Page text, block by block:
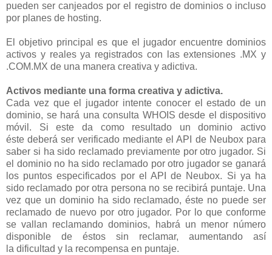
pueden ser canjeados por el registro de dominios o incluso
por planes de hosting.
El objetivo principal es que el jugador encuentre dominios
activos y reales ya registrados con las extensiones .MX y
.COM.MX de una manera creativa y adictiva.
Activos mediante una forma creativa y adictiva.
Cada vez que el jugador intente conocer el estado de un
dominio, se hará una consulta WHOIS desde el dispositivo
móvil. Si este da como resultado un dominio activo
éstedeberá ser verificado mediante el API de Neubox para
saber si ha sido reclamado previamente por otro jugador. Si
el dominio no ha sido reclamado por otro jugador se ganará
los puntos especificados por el API de Neubox. Si ya ha
sido reclamado por otra persona no se recibirá puntaje. Una
vez que un dominio ha sido reclamado, éste no puede ser
reclamado de nuevo por otro jugador. Por lo que conforme
se vallan reclamandodominios, habrá un menor número
disponible de éstos sin reclamar, aumentando así
la dificultad y la recompensa en puntaje.